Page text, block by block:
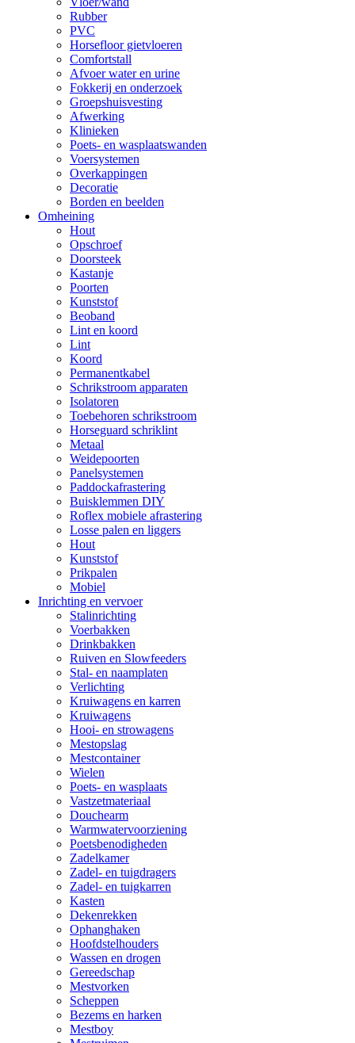
Rubber
PVC
Horsefloor gietvloeren
Comfortstall
Afvoer water en urine
Fokkerij en onderzoek
Groepshuisvesting
Afwerking
Klinieken
Poets- en wasplaatswanden
Voersystemen
Overkappingen
Decoratie
Borden en beelden
Omheining
Hout
Opschroef
Doorsteek
Kastanje
Poorten
Kunststof
Beoband
Lint en koord
Lint
Koord
Permanentkabel
Schrikstroom apparaten
Isolatoren
Toebehoren schrikstroom
Horseguard schriklint
Metaal
Weidepoorten
Panelsystemen
Paddockafrastering
Buisklemmen DIY
Roflex mobiele afrastering
Losse palen en liggers
Hout
Kunststof
Prikpalen
Mobiel
Inrichting en vervoer
Stalinrichting
Voerbakken
Drinkbakken
Ruiven en Slowfeeders
Stal- en naamplaten
Verlichting
Kruiwagens en karren
Kruiwagens
Hooi- en strowagens
Mestopslag
Mestcontainer
Wielen
Poets- en wasplaats
Vastzetmateriaal
Douchearm
Warmwatervoorziening
Poetsbenodigheden
Zadelkamer
Zadel- en tuigdragers
Zadel- en tuigkarren
Kasten
Dekenrekken
Ophanghaken
Hoofdstelhouders
Wassen en drogen
Gereedschap
Mestvorken
Scheppen
Bezems en harken
Mestboy